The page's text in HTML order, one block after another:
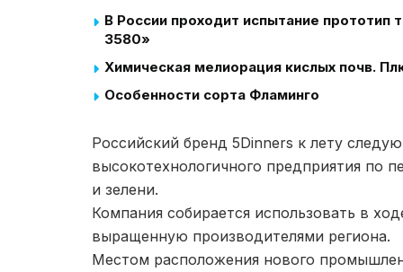
В России проходит испытание
3580»
Химическая мелиорация кислых почв.
Особенности сорта Фламинго
Российский бренд 5Dinners к лету
высокотехнологичного предприятия по
и зелени.
Компания собирается использовать в
выращенную производителями региона.
Местом расположения нового